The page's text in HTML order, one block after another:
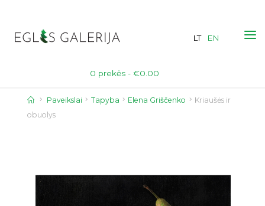
content
0 prekės - €0.00
LT EN
Home
Paveikslai Tapyba Elena Griščenko
Kriaušės ir
obuolys